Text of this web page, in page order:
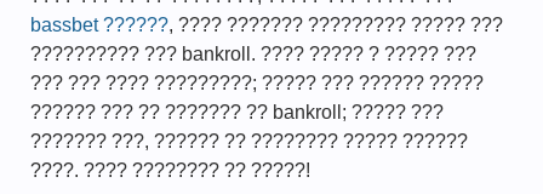
bassbet ??????, ???? ??????? ????????? ????? ???
?????????? ??? bankroll. ???? ????? ? ????? ???
??? ??? ???? ?????????; ????? ??? ?????? ?????
?????? ??? ?? ??????? ?? bankroll; ????? ???
??????? ???, ?????? ?? ???????? ????? ??????
????. ???? ???????? ?? ?????!